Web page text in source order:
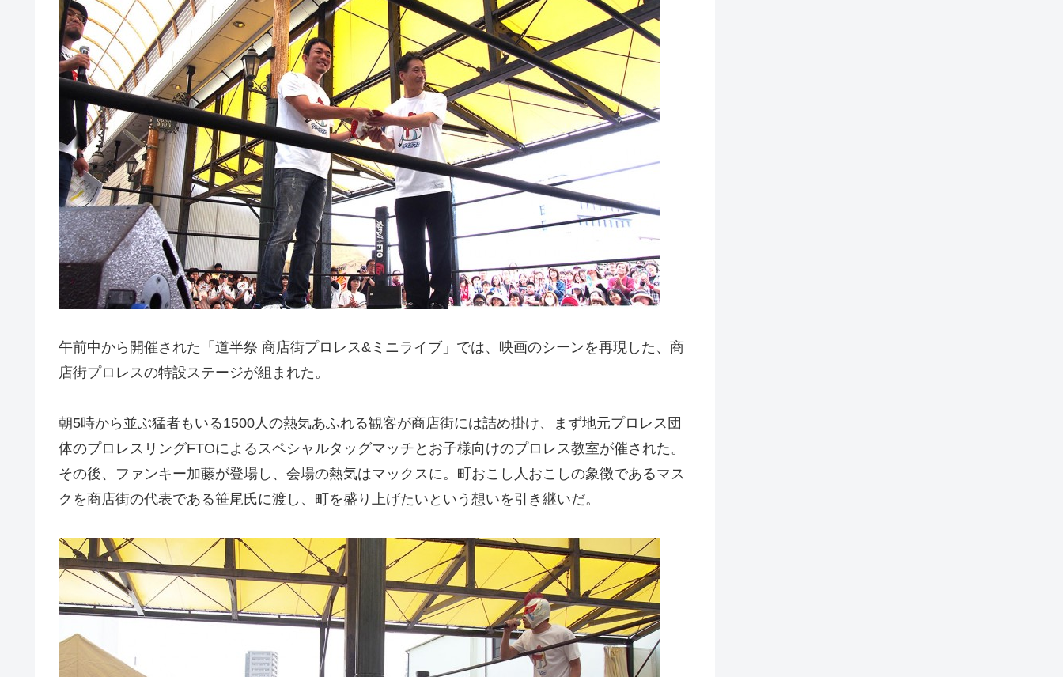
午前中から開催された「道半祭 商店街プロレス&ミニライブ」では、映画のシーンを再現した、商
店街プロレスの特設ステージが組まれた。
朝5時から並ぶ猛者もいる1500人の熱気あふれる観客が商店街には詰め掛け、まず地元プロレス団
体のプロレスリングFTOによるスペシャルタッグマッチとお子様向けのプロレス教室が催された。
その後、ファンキー加藤が登場し、会場の熱気はマックスに。町おこし人おこしの象徴であるマス
クを商店街の代表である笹尾氏に渡し、町を盛り上げたいという想いを引き継いだ。